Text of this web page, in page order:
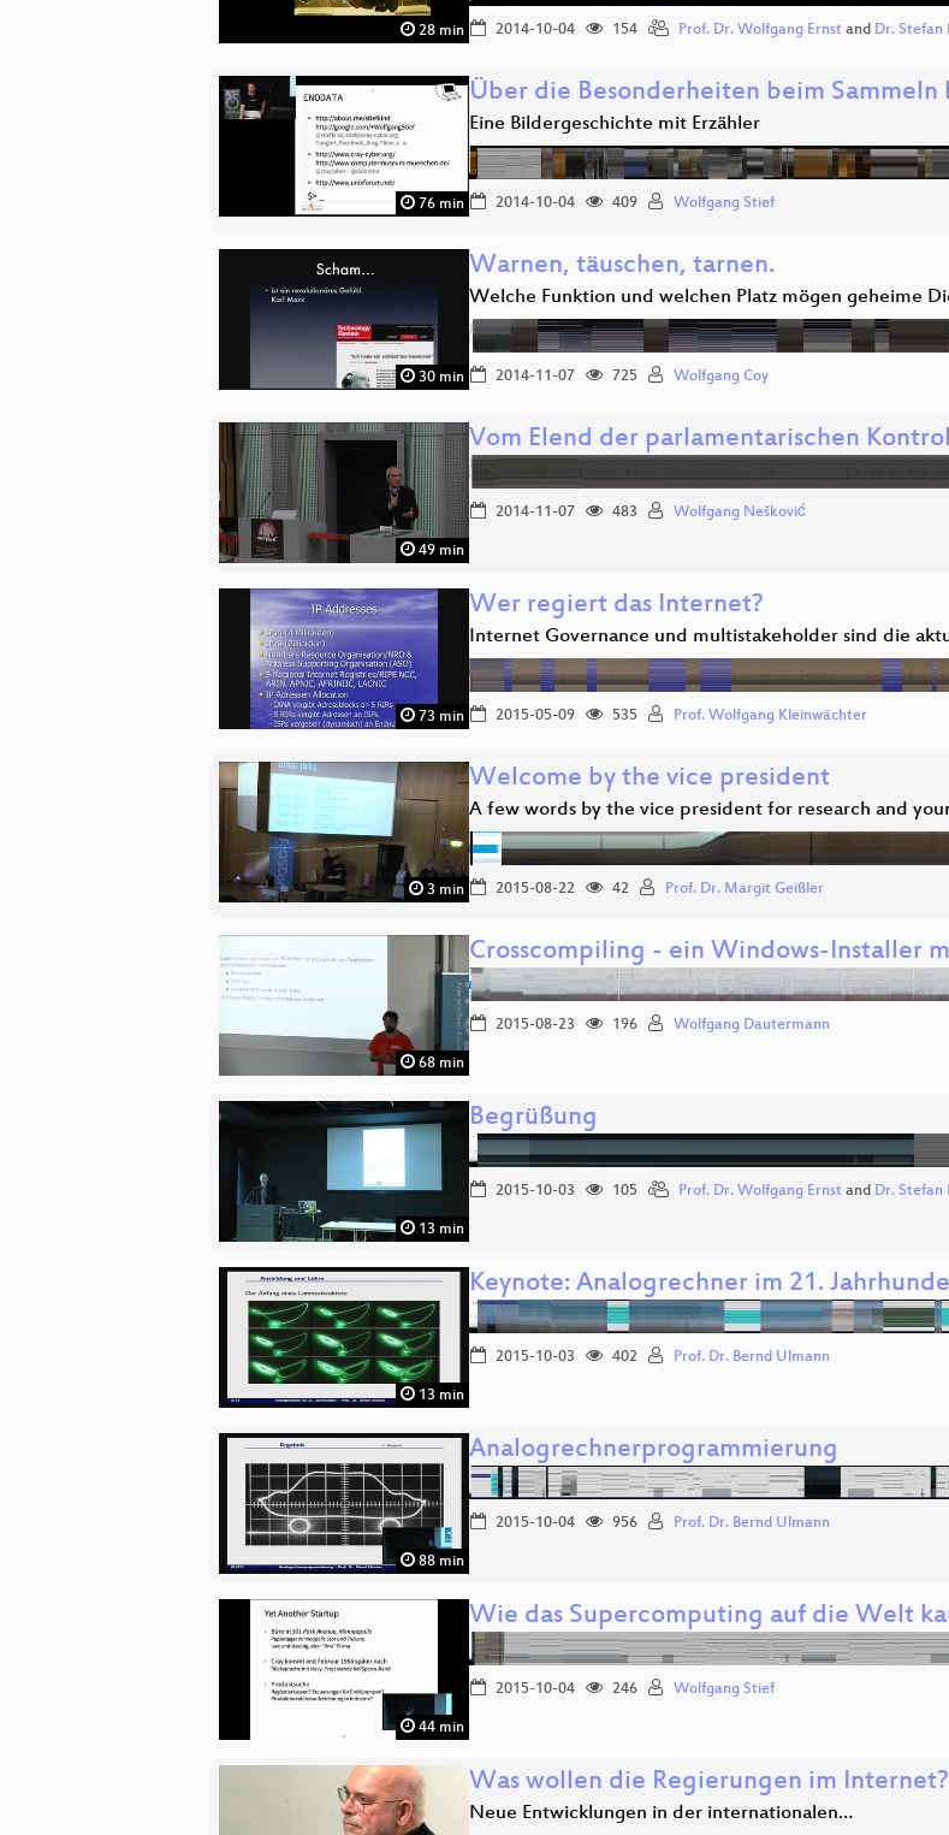
28 min 2014-10-04 154 Prof. Dr. Wolfgang Ernst and Dr. Stefan
76 min
Über die Besonderheiten beim
Eine Bildergeschichte mit Erzähler
2014-10-04 409 Wolfgang Stief
30 min
Warnen, täuschen, tarnen.
Welche Funktion und welchen Platz mögen geheime
2014-11-07 725 Wolfgang Coy
49 min
Vom Elend der parlamentarischen
2014-11-07 483 Wolfgang Nešković
73 min
Wer regiert das Internet?
Internet Governance und multistakeholder sind die
2015-05-09 535 Prof. Wolfgang Kleinwächter
3 min
Welcome by the vice president
A few words by the vice president for research and
2015-08-22 42 Prof. Dr. Margit Geißler
68 min
Crosscompiling - ein Windows-Installer
2015-08-23 196 Wolfgang Dautermann
13 min
Begrüßung
2015-10-03 105 Prof. Dr. Wolfgang Ernst and Dr. Stefan
13 min
Keynote: Analogrechner im 21.
2015-10-03 402 Prof. Dr. Bernd Ulmann
88 min
Analogrechnerprogrammierung
2015-10-04 956 Prof. Dr. Bernd Ulmann
44 min
Wie das Supercomputing auf die Welt
2015-10-04 246 Wolfgang Stief
Was wollen die Regierungen im Internet?
Neue Entwicklungen in der internationalen…